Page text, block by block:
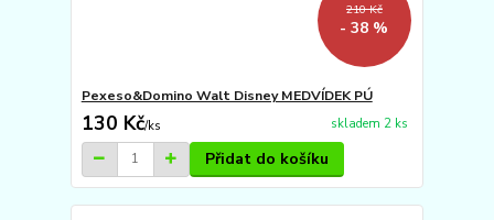
210 Kč
- 38 %
Pexeso&Domino Walt Disney MEDVÍDEK PÚ
130 Kč/ks skladem 2 ks
Přidat do košíku